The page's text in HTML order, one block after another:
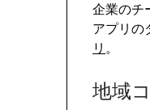
企業のチ
アプリの
リ 。
地域